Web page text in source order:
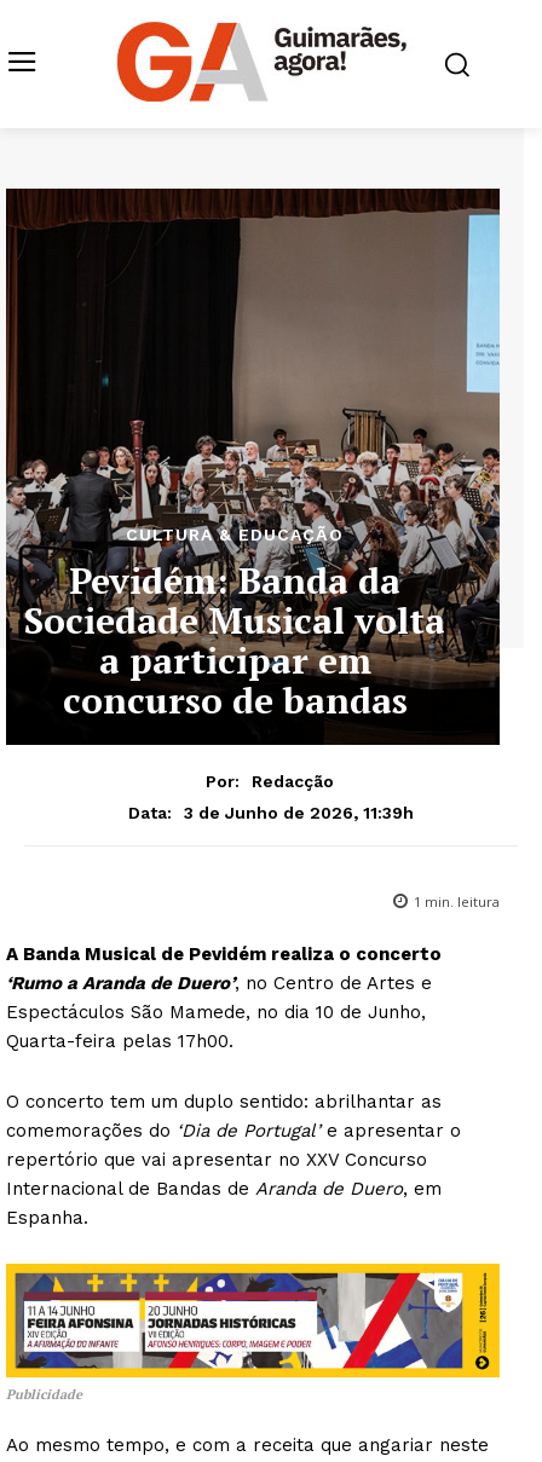
CULTURA & EDUCAÇÃO
Pevidém: Banda da
Sociedade Musical volta
a participar em
concurso de bandas
Por:
Redacção
Data:
3 de Junho de 2026, 11:39h
1 min. leitura
A Banda Musical de Pevidém realiza o concerto
‘Rumo a Aranda de Duero’, no Centro de Artes e
Espectáculos São Mamede, no dia 10 de Junho,
Quarta-feira pelas 17h00.
O concerto tem um duplo sentido: abrilhantar as
comemorações do ‘Dia de Portugal’e apresentar o
repertório que vai apresentar no XXV Concurso
Internacional de Bandas de Aranda de Duero, em
Espanha.
Publicidade
Ao mesmo tempo, e com a receita que angariar neste